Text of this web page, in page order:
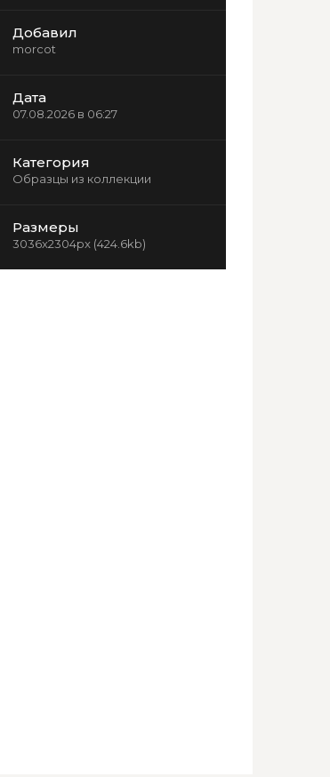
Добавил
morcot
Дата
07.08.2026 в 06:27
Категория
Образцы из коллекции
Размеры
3036x2304px (424.6kb)